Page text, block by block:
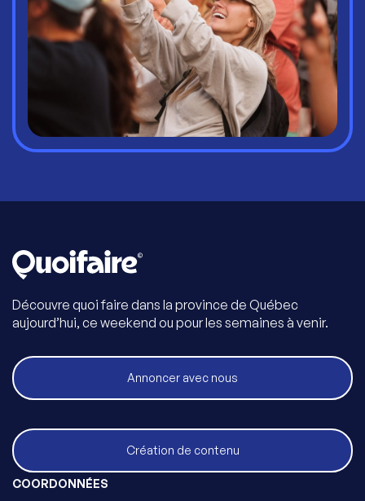
Découvre quoi faire dans la province de Québec
aujourd’hui, ce weekend ou pour les semaines à venir.
Annoncer avec nous
Création de contenu
COORDONNÉES